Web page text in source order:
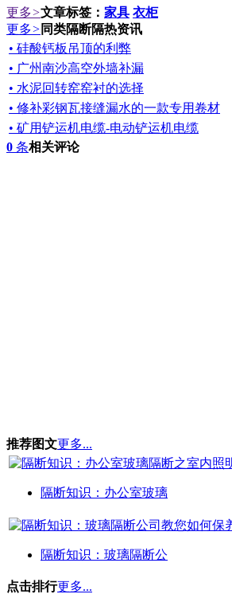
更多>文章标签： 家具 衣柜
更多> 同类隔断隔热资讯
• 硅酸钙板吊顶的利弊
• 广州南沙高空外墙补漏
• 水泥回转窑窑衬的选择
• 修补彩钢瓦接缝漏水的一款专用卷材
• 矿用铲运机电缆-电动铲运机电缆
0 条相关评论
推荐图文更多...
隔断知识：办公室玻璃
隔断知识：玻璃隔断公
点击排行更多...